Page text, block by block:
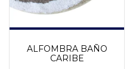
ALFOMBRA BAÑO
CARIBE